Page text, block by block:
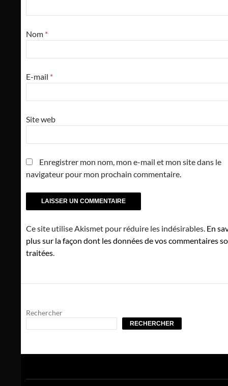
Nom *
E-mail *
Site web
Enregistrer mon nom, mon e-mail et mon site dans le
navigateur pour mon prochain commentaire.
Ce site utilise Akismet pour réduire les indésirables. En
plus sur la façon dont les données de vos commentaires
traitées
Rechercher
RECHERCHER